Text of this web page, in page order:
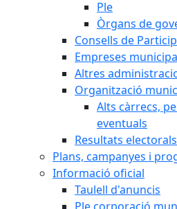
Ple
Òrgans de
Consells de
Empreses
Altres
Organització
Alts càrrecs,
eventuals
Resultats electorals
Plans, campanyes i
Informació oficial
Taulell d'anuncis